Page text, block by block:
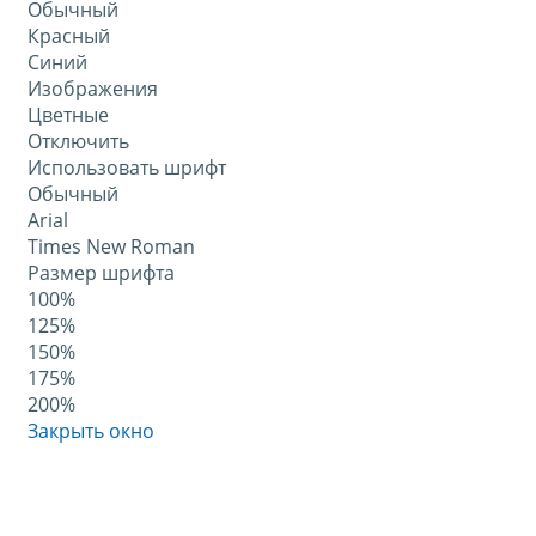
Обычный
Красный
Синий
Изображения
Цветные
Отключить
Использовать шрифт
Обычный
Arial
Times New Roman
Размер шрифта
100%
125%
150%
175%
200%
Закрыть окно